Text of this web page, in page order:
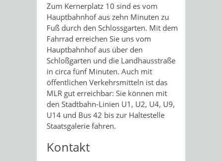
Zum Kernerplatz 10 sind es vom
Hauptbahnhof aus zehn Minuten zu
Fuß durch den Schlossgarten. Mit dem
Fahrrad erreichen Sie uns vom
Hauptbahnhof aus über den
Schloßgarten und die Landhausstraße
in circa fünf Minuten. Auch mit
öffentlichen Verkehrsmitteln ist das
MLR gut erreichbar: Sie können mit
den Stadtbahn-Linien U1, U2, U4, U9,
U14 und Bus 42 bis zur Haltestelle
Staatsgalerie fahren.
Kontakt